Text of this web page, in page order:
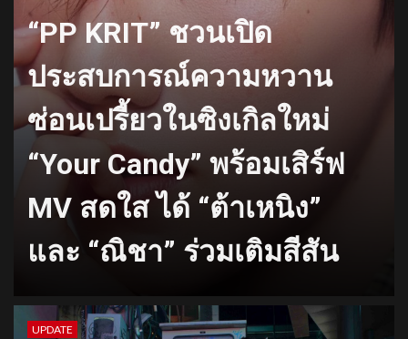
“PP KRIT” ชวนเปิด
ประสบการณ์ความหวาน
ซ่อนเปรี้ยวในซิงเกิลใหม่
“Your Candy” พร้อมเสิร์ฟ
MV สดใส ได้ “ต้าเหนิง”
และ “ณิชา” ร่วมเติมสีสัน
UPDATE